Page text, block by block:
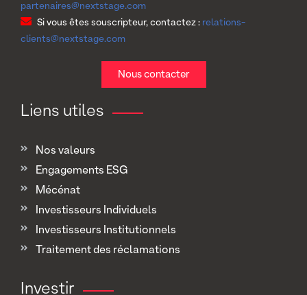
partenaires@nextstage.com
Si vous êtes souscripteur, contactez : relations-
clients@nextstage.com
Nous contacter
Liens utiles
Nos valeurs
Engagements ESG
Mécénat
Investisseurs Individuels
Investisseurs Institutionnels
Traitement des réclamations
Investir